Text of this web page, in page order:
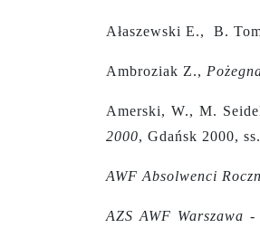
Ałaszewski E., B.
Ambroziak Z.,
Amerski, W., M.
2000, Gdańsk 2000,
AWF Absolwenci
AZS AWF Warszawa